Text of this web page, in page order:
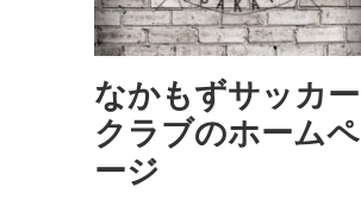
なかもずサッカー
クラブのホームペ
ージ